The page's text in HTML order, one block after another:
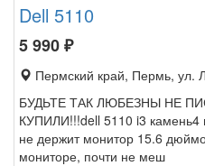
Dell 5110
5 990₽
Пермский край, Пермь, ул.
БУДЬТЕ ТАК ЛЮБЕЗНЫ НЕ
КУПИЛИ!!!dell 5110 i3 камень4
не держит монитор 15.6
мониторе, почти не меш